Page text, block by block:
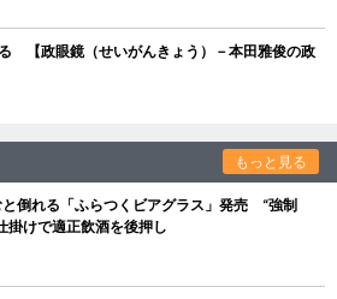
【政眼鏡（せいがんきょう）－本田雅俊の政
もっと見る
と倒れる「ふらつくビアグラス」発売 “強制
掛けで適正飲酒を後押し